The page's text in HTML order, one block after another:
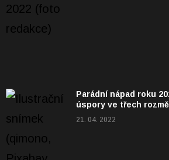
Parádní nápad roku
úspory ve třech
21. 04. 2022